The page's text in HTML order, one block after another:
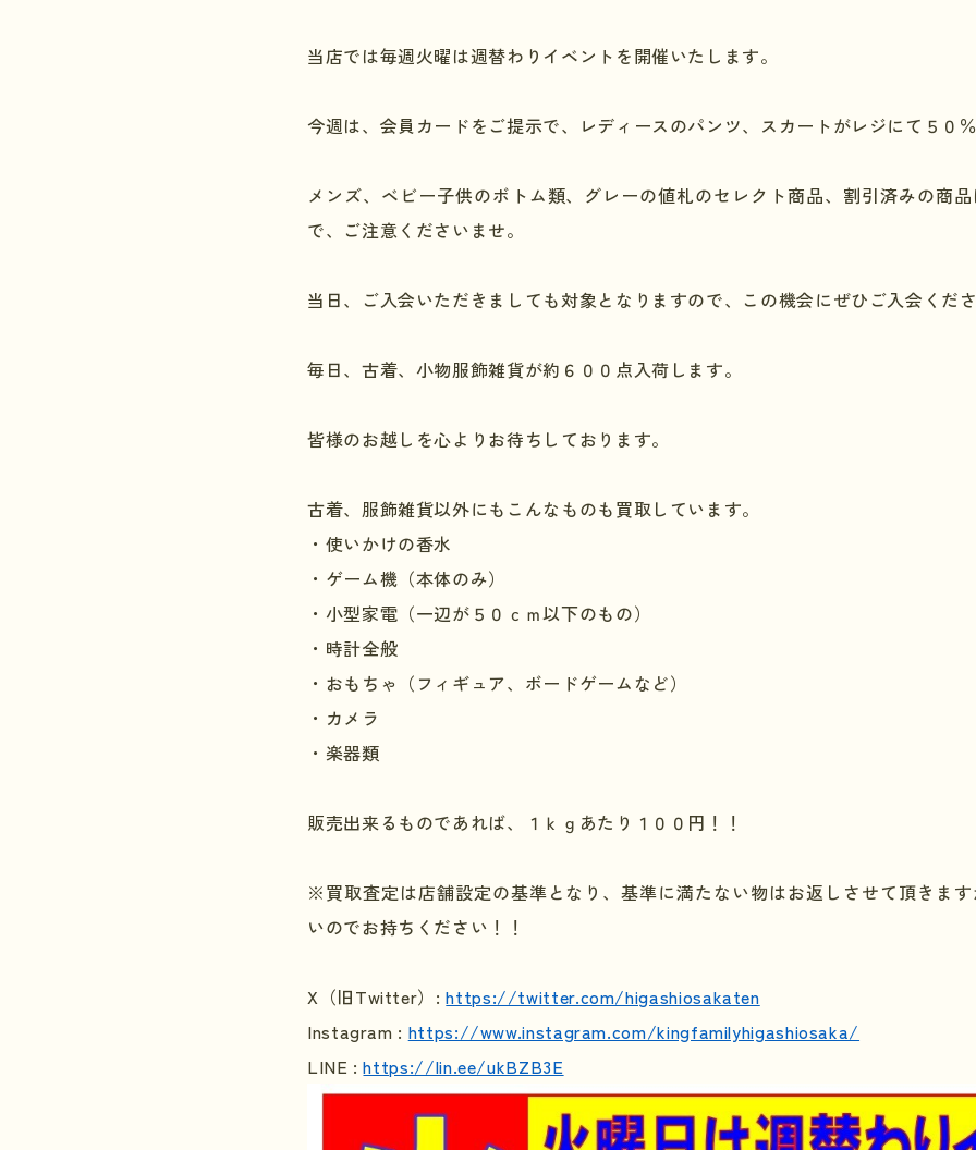
当店では毎週火曜は週替わりイベントを開催いたします。
今週は、会員カードをご提示で、レディースのパンツ、スカートがレジにて５０％
メンズ、ベビー子供のボトム類、グレーの値札のセレクト商品、割引済みの商
で、ご注意くださいませ。
当日、ご入会いただきましても対象となりますので、この機会にぜひご入会くださ
毎日、古着、小物服飾雑貨が約６００点入荷します。
皆様のお越しを心よりお待ちしております。
古着、服飾雑貨以外にもこんなものも買取しています。
・使いかけの香水
・ゲーム機（本体のみ）
・小型家電（一辺が５０ｃｍ以下のもの）
・時計全般
・おもちゃ（フィギュア、ボードゲームなど）
・カメラ
・楽器類
販売出来るものであれば、１ｋｇあたり１００円！！
※買取査定は店舗設定の基準となり、基準に満たない物はお返しさせて頂きま
いのでお持ちください！！
X （旧Twitter） :https://twitter.com/higashiosakaten
Instagram : https://www.instagram.com/kingfamilyhigashiosaka/
LINE :https://lin.ee/ukBZB3E